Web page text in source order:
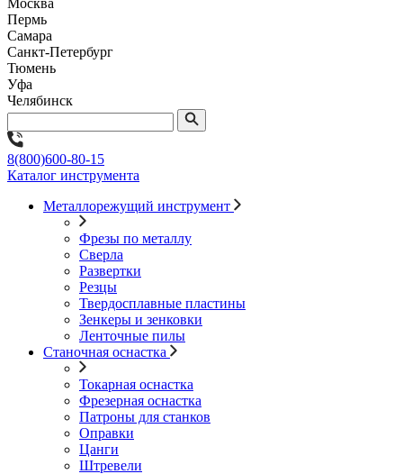
Москва
Пермь
Самара
Санкт-Петербург
Тюмень
Уфа
Челябинск
8(800)600-80-15
Каталог инструмента
Металлорежущий инструмент
Фрезы по металлу
Сверла
Развертки
Резцы
Твердосплавные пластины
Зенкеры и зенковки
Ленточные пилы
Станочная оснастка
Токарная оснастка
Фрезерная оснастка
Патроны для станков
Оправки
Цанги
Штревели